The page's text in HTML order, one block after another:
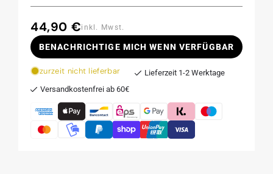
Normaler
Preis
44,90 €inkl. Mwst.
BENACHRICHTIGE MICH WENN VERFÜGBAR
zurzeit nicht lieferbar
Lieferzeit 1-2 Werktage
Versandkostenfrei ab 60€